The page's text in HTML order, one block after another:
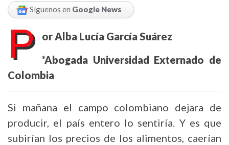
Síguenos en Google News
P
or Alba Lucía García Suárez
*Abogada Universidad Externado de
Colombia
Si mañana el campo colombiano dejara de
producir, el país entero lo sentiría. Y es que
subirían los precios de los alimentos, caerían